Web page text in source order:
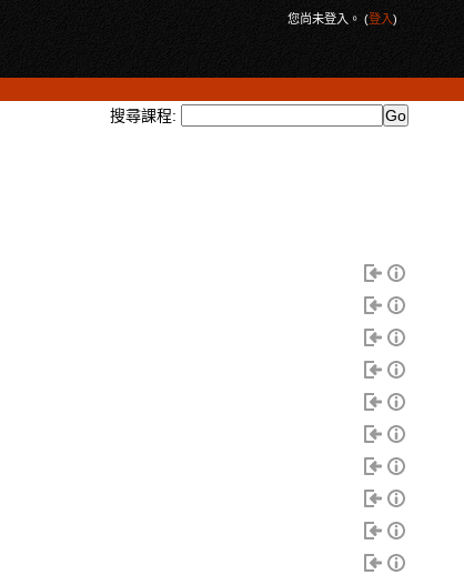
您尚未登入。 (登入)
搜尋課程: